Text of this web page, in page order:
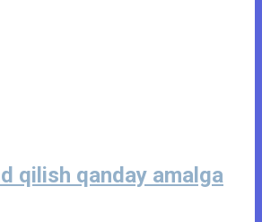
qilish qanday amalga